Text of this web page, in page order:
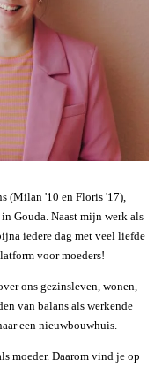
(Milan '10 en Floris '17),
Gouda. Naast mijn werk als
iedere dag met veel liefde
voor moeders!
ons gezinsleven, wonen,
van balans als werkende
een nieuwbouwhuis.
moeder. Daarom vind je op